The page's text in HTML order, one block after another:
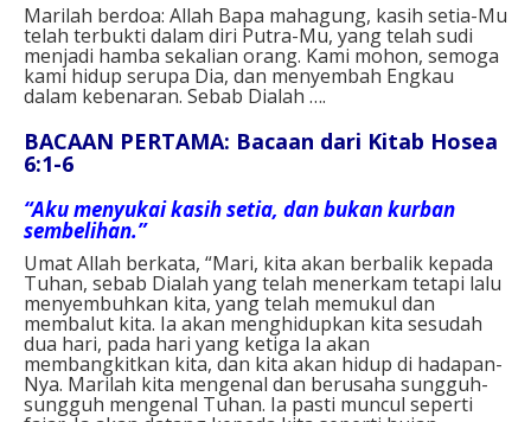
Marilah berdoa: Allah Bapa mahagung, kasih setia-Mu
telah terbukti dalam diri Putra-Mu, yang telah sudi
menjadi hamba sekalian orang. Kami mohon, semoga
kami hidup serupa Dia, dan menyembah Engkau
dalam kebenaran. Sebab Dialah ….⁣
BACAAN PERTAMA: Bacaan dari Kitab Hosea
6:1-6
“Aku menyukai kasih setia, dan bukan kurban
sembelihan.”
Umat Allah berkata, “Mari, kita akan berbalik kepada
Tuhan, sebab Dialah yang telah menerkam tetapi lalu
menyembuhkan kita, yang telah memukul dan
membalut kita. Ia akan menghidupkan kita sesudah
dua hari, pada hari yang ketiga Ia akan
membangkitkan kita, dan kita akan hidup di hadapan-
Nya. Marilah kita mengenal dan berusaha sungguh-
sungguh mengenal Tuhan. Ia pasti muncul seperti